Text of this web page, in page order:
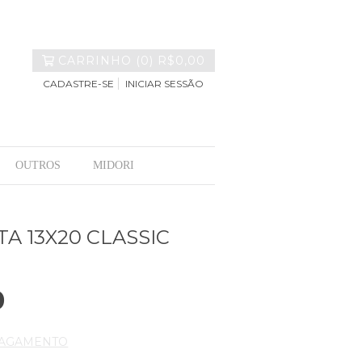
CARRINHO ( 0 ) R$0,00
CADASTRE-SE INICIAR SESSÃO
OUTROS MIDORI
13X20 CLASSIC